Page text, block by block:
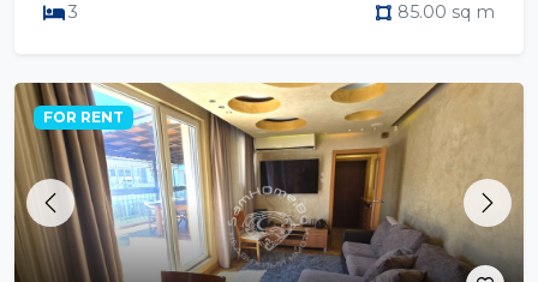
3 85.00 sq m
Previous Next
FOR RENT